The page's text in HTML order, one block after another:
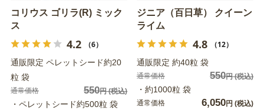
コリウス ゴリラ(R) ミック
ス
4.2 （6）
通販限定 ペレットシード約20
粒 袋
通常価格 550円(税込)
・ペレットシード約500粒 袋
ジニア（百日草） クイーン
ライム
4.8 （12）
通販限定 約40粒 袋
通常価格 550円(税込)
・約1000粒 袋
通常価格 6,050円 (税込)